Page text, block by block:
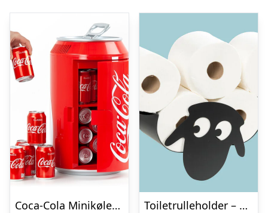
Coca-Cola Minikøleskab
Toiletrulleholder – Liggende får